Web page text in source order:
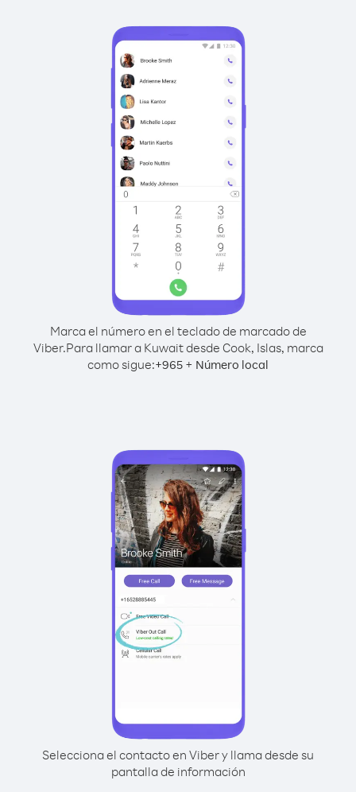
Marca el número en el teclado de marcado de
Viber.Para llamar a Kuwait desde Cook, Islas, marca
como sigue:+965 + Número local
Selecciona el contacto en Viber y llama desde su
pantalla de información